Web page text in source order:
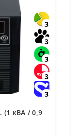
3
3
3
3
3
(1 кВА / 0,9